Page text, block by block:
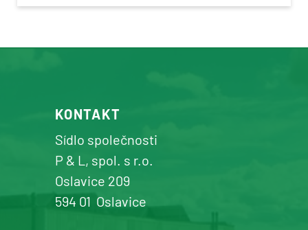
KONTAKT
Sídlo společnosti
P & L, spol. s r.o.
Oslavice 209
594 01 Oslavice